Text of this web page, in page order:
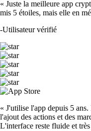
« Juste la meilleure app
mis 5 étoiles, mais elle en
-Utilisateur vérifié
« J'utilise l'app depuis 5
l'ajout des actions et des
L'interface reste fluide et